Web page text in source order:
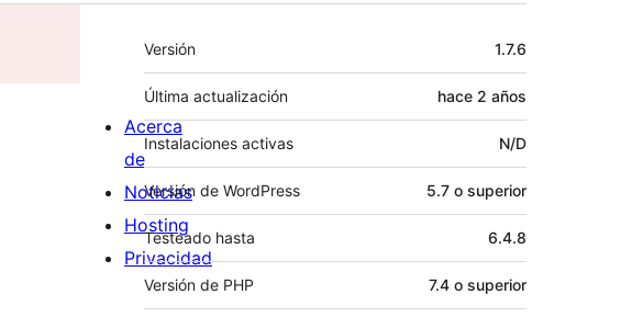
Meta
Versión 1.7.6
Última actualización hace 2 años
Instalaciones activas N/D
Versión de WordPress 5.7 o superior
Testeado hasta 6.4.8
Versión de PHP 7.4 o superior
Acerca
de
Noticias
Hosting
Privacidad